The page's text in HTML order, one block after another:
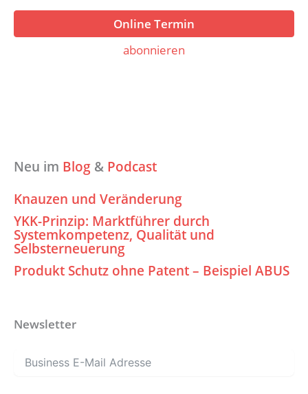
Online Termin
abonnieren
Neu im Blog & Podcast
Knauzen und Veränderung
YKK-Prinzip: Marktführer durch
Systemkompetenz, Qualität und
Selbsterneuerung
Produkt Schutz ohne Patent – Beispiel ABUS
Newsletter